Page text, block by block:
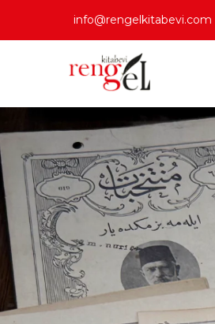
info@rengelkitabevi.com